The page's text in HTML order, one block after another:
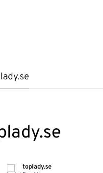
toplady.se